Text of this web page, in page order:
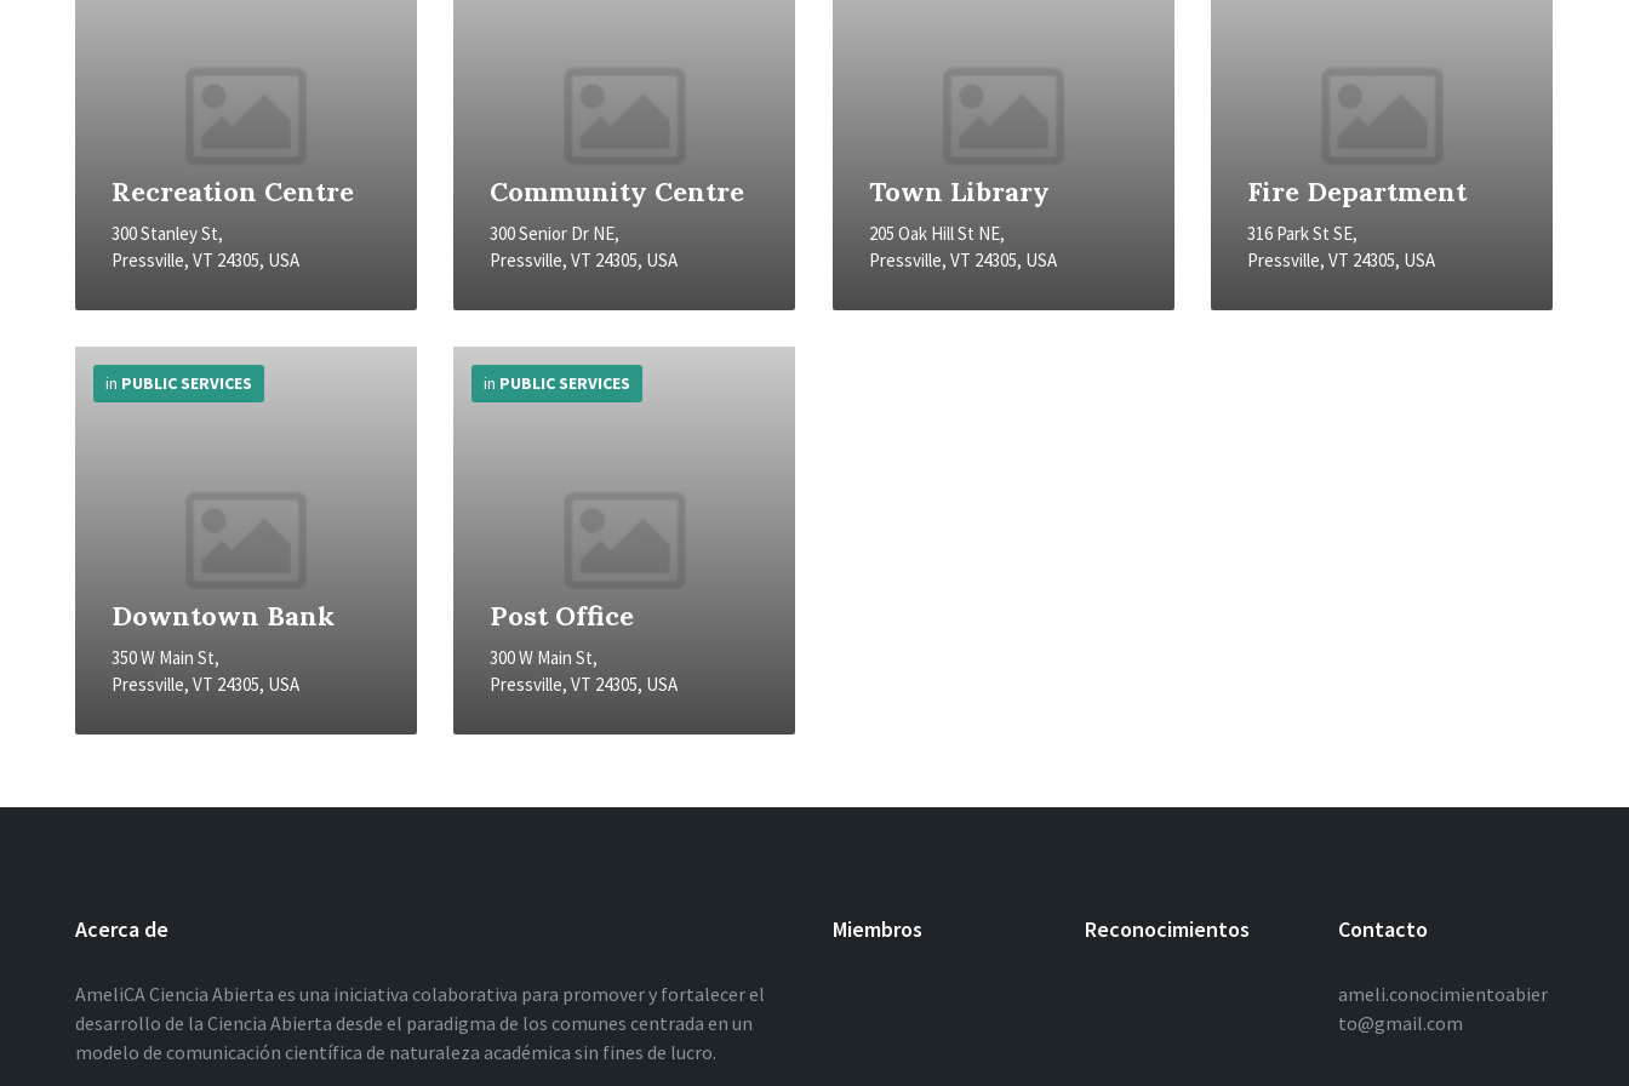
Recreation Centre
300 Stanley St,
Pressville, VT 24305, USA
Community Centre
300 Senior Dr NE,
Pressville, VT 24305, USA
Town Library
205 Oak Hill St NE,
Pressville, VT 24305, USA
Fire Department
316 Park St SE,
Pressville, VT 24305, USA
Downtown Bank
350 W Main St,
Pressville, VT 24305, USA
in PUBLIC SERVICES
Info
Post Office
300 W Main St,
Pressville, VT 24305, USA
in PUBLIC SERVICES
Info
Acerca de
AmeliCA Ciencia Abierta es una iniciativa colaborativa para promover y fortalecer el
desarrollo de la Ciencia Abierta desde el paradigma de los comunes centrada en un
modelo de comunicación científica de naturaleza académica sin fines de lucro.
Miembros Reconocimientos Contacto
ameli.conocimientoabier
to@gmail.com